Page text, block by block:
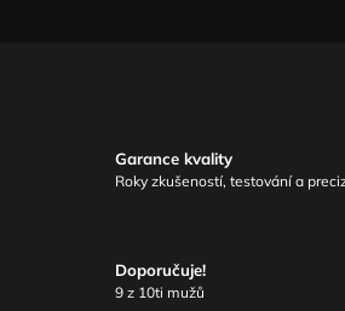
Garance kvality
Roky zkušeností, testování a
Doporučuje!
9 z 10ti mužů